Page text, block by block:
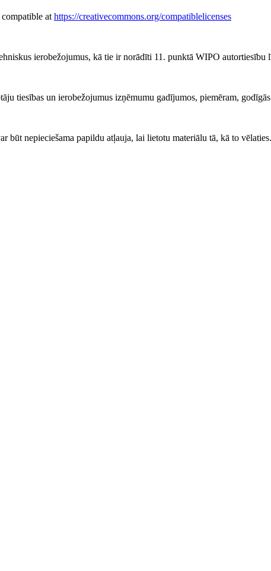
at https://creativecommons.org/compatiblelicenses
ierobežojumus, kā tie ir norādīti 11. punktā WIPO autortiesību
tiesības un ierobežojumus izņēmumu gadījumos, piemēram,
būt nepieciešama papildu atļauja, lai lietotu materiālu tā, kā to vēlaties.